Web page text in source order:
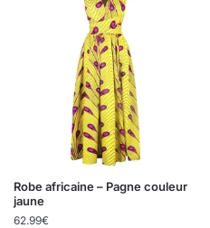
Robe africaine – Pagne couleur
jaune
62.99€